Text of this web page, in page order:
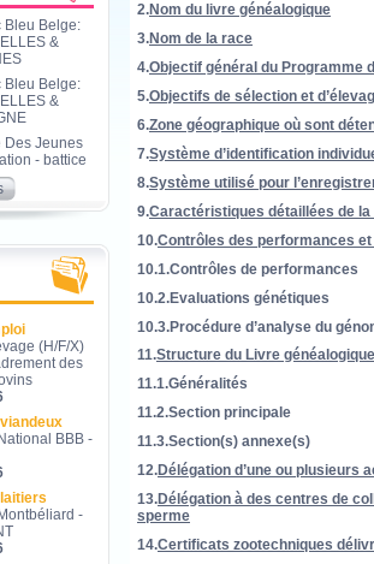
Bleu Belge:
&
Bleu Belge:
&
Des Jeunes
- battice
(H/F/X)
des
BBB -
-
2.Nom du livre généalogique
3.Nom de la race
4.Objectif général du Programme
5.Objectifs de sélection et
6.Zone géographique où sont
7.Système d’identification
8.Système utilisé pour
9.Caractéristiques détaillées de la
10.Contrôles des performances
10.1.Contrôles de performances
10.2.Evaluations génétiques
10.3.Procédure d’analyse du
11.Structure du Livre généalogique
11.1.Généralités
11.2.Section principale
11.3.Section(s) annexe(s)
12.Délégation d’une ou plusieurs
13.Délégation à des centres de
sperme
14.Certificats zootechniques